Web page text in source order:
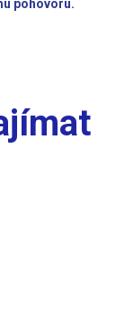
pohovoru.